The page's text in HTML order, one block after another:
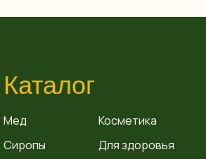
Каталог
Мед
Сиропы
Косметика
Для здоровья